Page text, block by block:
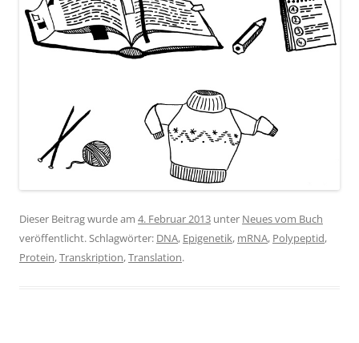
Dieser Beitrag wurde am 4. Februar 2013 unter Neues vom Buch
veröffentlicht. Schlagwörter: DNA, Epigenetik, mRNA, Polypeptid,
Protein,Transkription,Translation.